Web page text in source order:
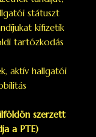
státuszt
kifizetik
tartózkodás
aktív hallgatói
szerzett
a PTE)